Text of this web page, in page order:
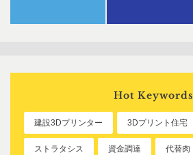
Hot Keywords
建設3Dプリンター 3Dプリント住宅
ストラタシス 資金調達 代替肉